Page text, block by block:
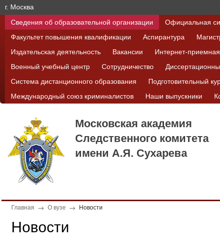
г. Москва
Сведения об образовательной организации
Официальная
Факультет повышения квалификации
Аспирантура
Издательская деятельность
Вакансии
Интернет-приемная
Военный учебный центр
Сотрудничество
Система дистанционного образования
Подготовительный
Международный союз криминалистов
Наши выпускники
Московская академия
Следственного комитета
имени А.Я. Сухарева
Главная О вузе Новости
Новости